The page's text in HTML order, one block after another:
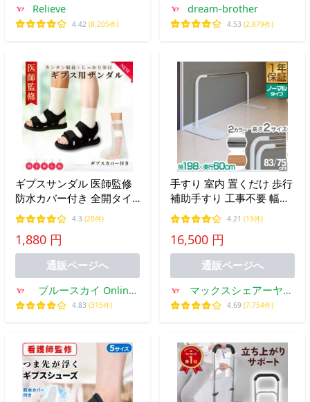
Relieve
4.42 (8,205件)
dream-brother
4.53 (2,879件)
ギプスサンダル 医師監修
防水カバー付き 全開タイ
プ 履きやすい ギプス ギブ
ス サンダル シューズ 左右
兼用 22〜29cm
4.3 (20件)
1,880 円
通販ページへ
ブルースカイ Online
ヤフー店
4.83 (315件)
手すり 室内 置くだけ 歩行
補助手すり 工事不要 幅
198cm 高さ75cm/83cm 手
摺り 置き型 玄関 廊下 自
立式 据え置き 介護 リハビ
リ 転倒防止 1年保証 送料
4.21 (19件)
16,500 円
通販ページへ
マックスシェアーヤフ
ー店
4.69 (7,754件)